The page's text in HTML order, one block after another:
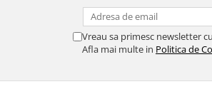
Vreau sa primesc newsletter
Afla mai multe in Politica de